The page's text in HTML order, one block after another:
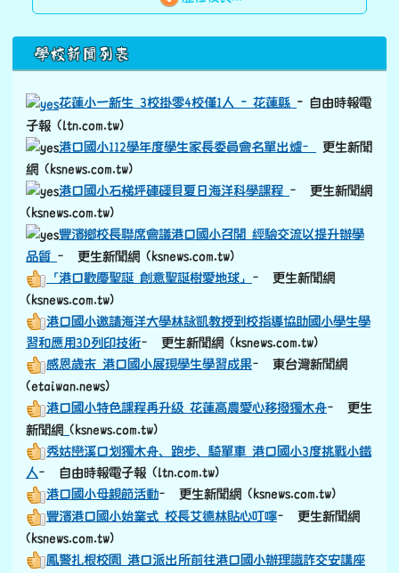
下中區域內容
學校新聞列表
花蓮小一新生 3校掛零4校僅1人 - 花蓮縣 - 自由時報電
子報 (ltn.com.tw)
港口國小112學年度學生家長委員會名單出爐–
更生新聞
網 (ksnews.com.tw)
港口國小石梯坪硨磲貝夏日海洋科學課程 – 更生新聞網
(ksnews.com.tw)
豐濱鄉校長聯席會議港口國小召開 經驗交流以提升辦學
品質 – 更生新聞網 (ksnews.com.tw)
「港口歡慶聖誕 創意聖誕樹愛地球」 – 更生新聞網
(ksnews.com.tw)
港口國小邀請海洋大學林詠凱教授到校指導協助國小學生學
習和應用3D列印技術– 更生新聞網 (ksnews.com.tw)
感恩歲末 港口國小展現學生學習成果– 東台灣新聞網
(etaiwan.news)
港口國小特色課程再升級 花蓮高農愛心移撥獨木舟– 更生
新聞網 link to https://old.ksnews.com.tw/v2024052007/
(ksnews.com.tw)
秀姑巒溪口划獨木舟、跑步、騎單車 港口國小3度挑戰小鐵
人– 自由時報電子報 (ltn.com.tw)
港口國小母親節活動– 更生新聞網 (ksnews.com.tw)
豐濱港口國小始業式 校長艾德林貼心叮嚀– 更生新聞網
(ksnews.com.tw)
鳳警扎根校園 港口派出所前往港口國小辦理識詐交安講座